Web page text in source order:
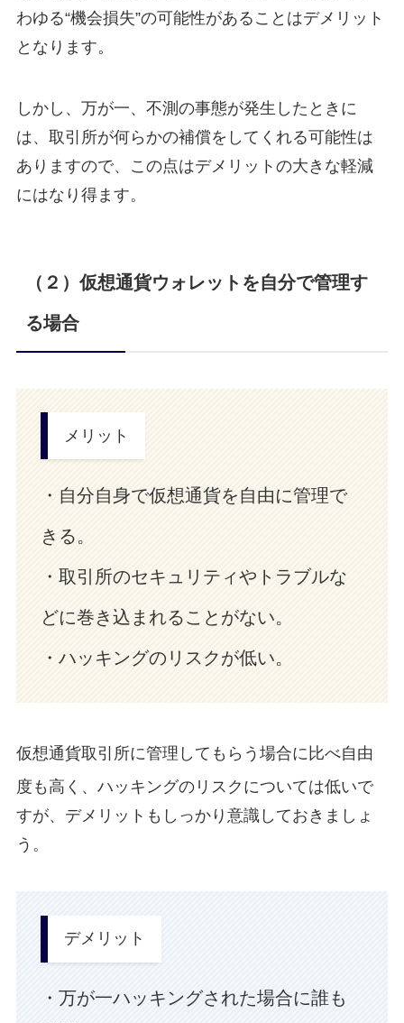
わゆる“機会損失”の可能性があることはデメリット
となります。
しかし、万が一、不測の事態が発生したときに
は、取引所が何らかの補償をしてくれる可能性は
ありますので、この点はデメリットの大きな軽減
にはなり得ます。
（２）仮想通貨ウォレットを自分で管理す
る場合
メリット
・自分自身で仮想通貨を自由に管理で
きる。
・取引所のセキュリティやトラブルな
どに巻き込まれることがない。
・ハッキングのリスクが低い。
仮想通貨取引所に管理してもらう 場合に比べ自由
度も高く、ハッキングのリスクについては低いで
すが、デメリットもしっかり意識しておきましょ
う。
デメリット
・ 万が一ハッキングされた場合に誰も